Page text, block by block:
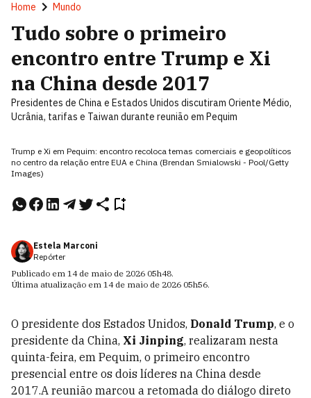
Home Mundo
Tudo sobre o primeiro
encontro entre Trump e Xi
na China desde 2017
Presidentes de China e Estados Unidos discutiram Oriente Médio,
Ucrânia, tarifas e Taiwan durante reunião em Pequim
Trump e Xi em Pequim: encontro recoloca temas comerciais e geopolíticos
no centro da relação entre EUA e China (Brendan Smialowski - Pool/Getty
Images)
Estela Marconi
Repórter
Publicado em 14 de maio de 2026 05h48.
Última atualização em 14 de maio de 2026 05h56.
O presidente dos Estados Unidos, Donald Trump, e o
presidente da China, Xi Jinping, realizaram nesta
quinta-feira, em Pequim, o primeiro encontro
presencial entre os dois líderes na China desde
2017.A reunião marcou a retomada do diálogo direto